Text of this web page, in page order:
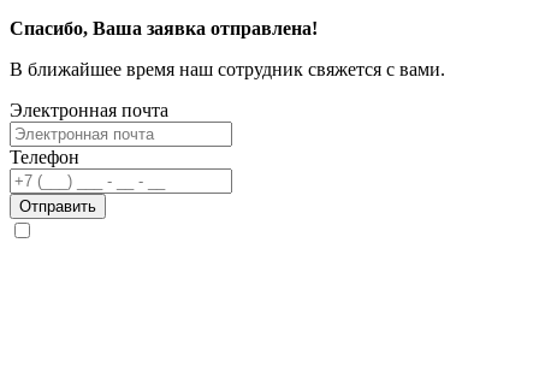
Спасибо, Ваша заявка отправлена!
В ближайшее время наш сотрудник свяжется с вами.
Электронная почта
Телефон
Отправить